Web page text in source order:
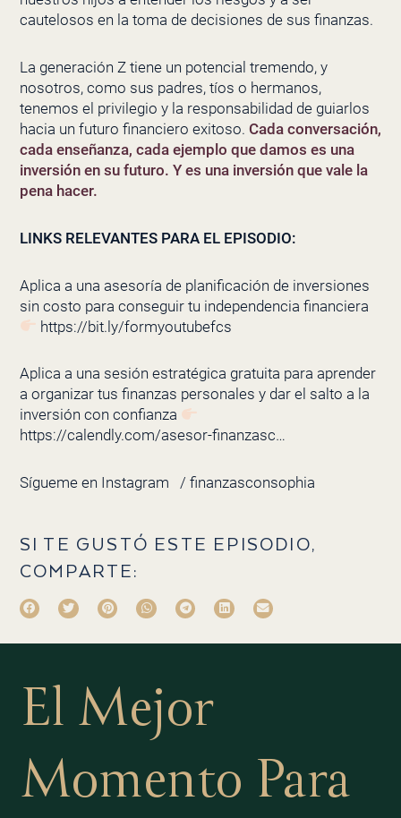
cautelosos en la toma de decisiones de sus finanzas.
La generación Z tiene un potencial tremendo, y
nosotros, como sus padres, tíos o hermanos,
tenemos el privilegio y la responsabilidad de guiarlos
hacia un futuro financiero exitoso. Cada conversación,
cada enseñanza, cada ejemplo que damos es una
inversión en su futuro. Y es una inversión que vale la
pena hacer.
LINKS RELEVANTES PARA EL EPISODIO:
Aplica a una asesoría de planificación de inversiones
sin costo para conseguir tu independencia financiera
https://bit.ly/formyoutubefcs
Aplica a una sesión estratégica gratuita para aprender
a organizar tus finanzas personales y dar el salto a la
inversión con confianza
https://calendly.com/asesor-finanzasc…
Sígueme en Instagram / finanzasconsophia
SI TE GUSTÓ ESTE EPISODIO,
COMPARTE:
El Mejor
Momento Para